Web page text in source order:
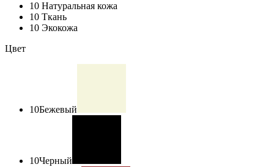
10 Натуральная кожа
10 Ткань
10 Экокожа
Цвет
10Бежевый
10Черный